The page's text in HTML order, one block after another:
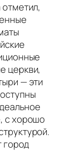
церкви,
— эти
с хорошо
город